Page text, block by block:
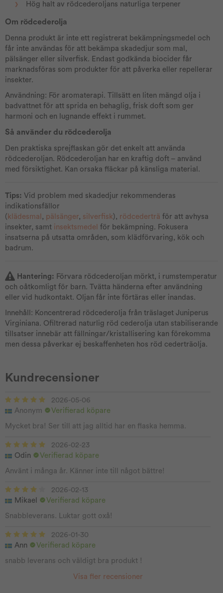
Hög halt av rödcederoljans naturliga terpener
Om rödcederolja
Denna produkt är inte ett registrerat bekämpningsmedel och
får inte användas för att bekämpa skadedjur som mal,
pälsänger eller silverfisk. Endast godkända biocider får
marknadsföras som produkter för att påverka eller repellerar
insekter.
Användning: För aromaterapi. Tillsätt en liten mängd olja i
badvattnet för att sprida en behaglig, frisk doft som ger
harmoni och en lugnande effekt i rummet.
Så använder du rödcederolja
Den praktiska sprejflaskan gör det enkelt att använda
rödcederoljan. Rödcederoljan har en kraftig doft – använd
med försiktighet. Kan orsaka fläckar på känsliga material.
Tips: Vid problem med skadedjur rekommenderas
indikationsfällor
( klädesmal , pälsänger, silverfisk), rödcederträ för att avhysa
insekter, samt insektsmedel för bekämpning. Fokusera
insatserna på utsatta områden, som klädförvaring, kök och
badrum.
Hantering: Förvara rödcederoljan mörkt, i rumstemperatur
och oåtkomligt för barn. Tvätta händerna efter användning
eller vid hudkontakt. Oljan får inte förtäras eller inandas.
Innehåll: Koncentrerad rödcederolja från träslaget Juniperus
Virginiana. Ofiltrerad naturlig röd cederolja utan stabiliserande
tillsatser innebär att fällningar/kristallisering kan förekomma
men dessa påverkar ej beskaffenheten hos röd cederträolja.
Kundrecensioner
2026-05-06
Anonym
Verifierad köpare
Mycket bra! Ser till att jag alltid har en flaska hemma.
2026-02-23
Odin
Verifierad köpare
Använt i många år. Känner inte till något bättre!
2026-02-13
Mikael
Verifierad köpare
Snabbleverans. Luktar gott oxå!
2026-01-30
Ann
Verifierad köpare
snabb leverans och väldigt bra produkt !
Visa fler recensioner